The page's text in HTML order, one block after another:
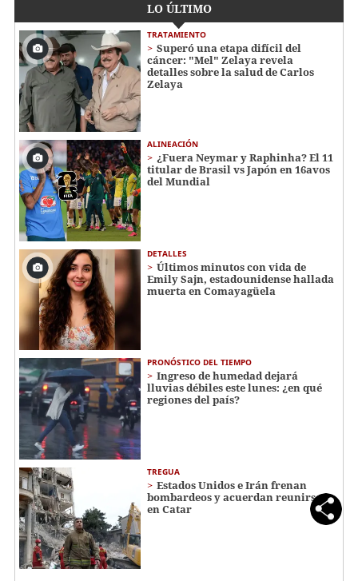
LO ÚLTIMO
TRATAMIENTO
Superó una etapa difícil del
cáncer: "Mel" Zelaya revela
detalles sobre la salud de Carlos
Zelaya
ALINEACIÓN
¿Fuera Neymar y Raphinha? El 11
titular de Brasil vs Japón en 16avos
del Mundial
DETALLES
Últimos minutos con vida de
Emily Sajn, estadounidense hallada
muerta en Comayagüela
PRONÓSTICO DEL TIEMPO
Ingreso de humedad dejará
lluvias débiles este lunes: ¿en qué
regiones del país?
TREGUA
Estados Unidos e Irán frenan
bombardeos y acuerdan reunirse
en Catar